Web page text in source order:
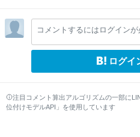
コメントするにはログインが
ログイ
注目コメント算出アルゴリズムの一部に
位付けモデルAPI」を使用しています